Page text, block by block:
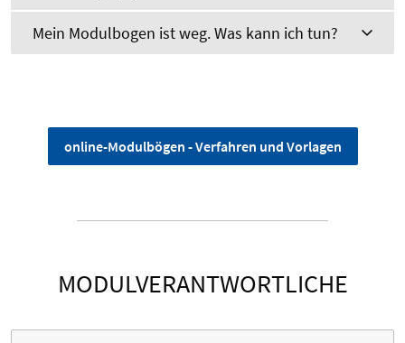
Mein Modulbogen ist weg. Was kann ich tun?
online-Modulbögen - Verfahren und Vorlagen
MODULVERANTWORTLICHE